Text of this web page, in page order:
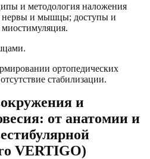
и методология наложения
нервы и мышцы; доступы и
ортопедических
стабилизации.
и
от анатомии и
VERTIGO)